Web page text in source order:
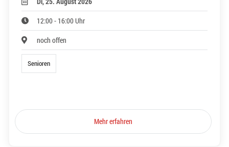
12:00 - 16:00 Uhr
noch offen
Senioren
Mehr erfahren